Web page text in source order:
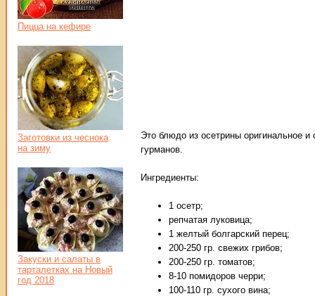
Это блюдо из осетрины оригинальное
гурманов.
Ингредиенты:
1 осетр;
репчатая луковица;
1 желтый болгарский перец;
200-250 гр. свежих грибов;
200-250 гр. томатов;
8-10 помидоров черри;
100-110 гр. сухого вина;
Пицца на кефире
Заготовки из чеснока
на зиму
Закуски и салаты в
тарталетках на Новый
год 2018